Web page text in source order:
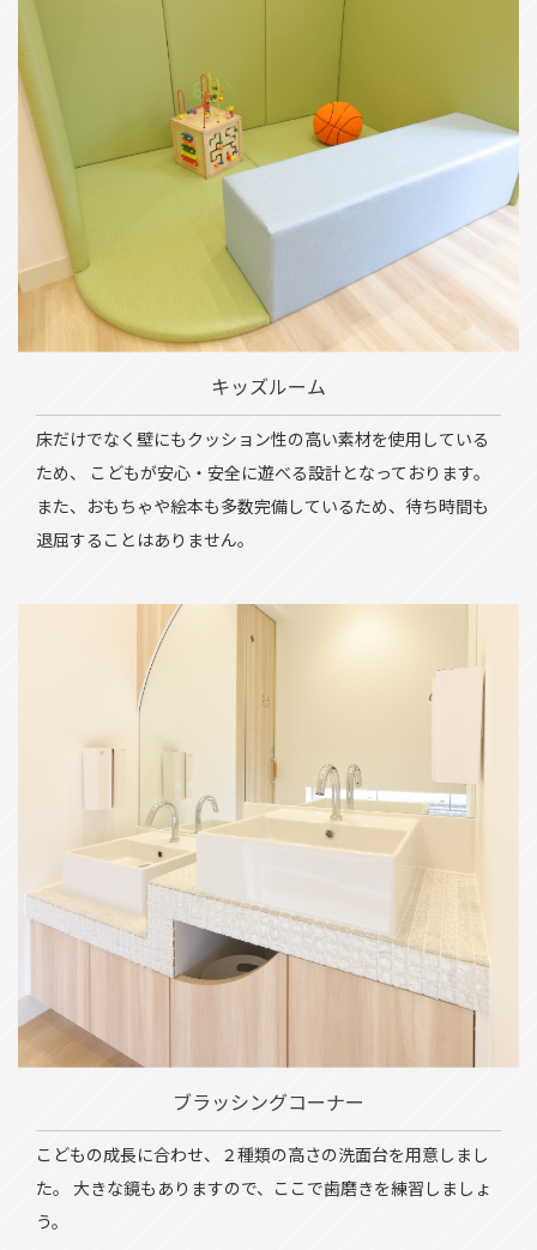
キッズルーム
床だけでなく壁にもクッション性の高い素材を使用している
ため、 こどもが安心・安全に遊べる設計となっております。
また、おもちゃや絵本も多数完備しているため、待ち時間も
退屈することはありません。
ブラッシングコーナー
こどもの成長に合わせ、２種類の高さの洗面台を用意しまし
た。 大きな鏡もありますので、ここで歯磨きを練習しましょ
う。